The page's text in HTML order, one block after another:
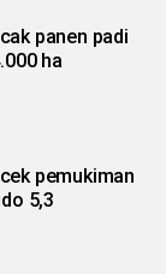
panen padi
ha
pemukiman
5,3